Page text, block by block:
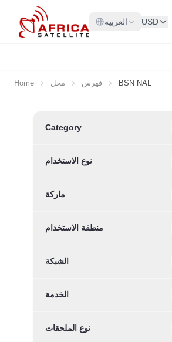
Skip to Content
العربية USD
Home محل فهرس BSN NAL
Skip to product list
Category
نوع الاستخدام
ماركة
منطقة الاستخدام
الشبكة
الخدمة
نوع الملحقات